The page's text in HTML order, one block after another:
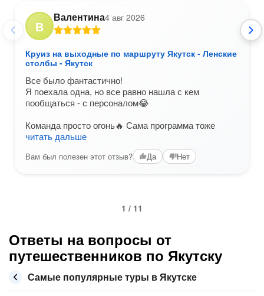
В
Валентина4 авг 2026
Круиз на выходные по маршруту Якутск - Ленские
столбы - Якутск
Все было фантастично!
Я поехала одна, но все равно нашла с кем
пообщаться - с персоналом😂
Команда просто огонь🔥 Сама программа тоже
читать дальше
Вам был полезен этот отзыв? Да Нет
1 / 11
Ответы на вопросы от
путешественников по Якутску
Самые популярные туры в Якутске